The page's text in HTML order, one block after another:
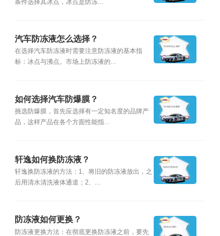
条件选择其冰点，冰点是防冻...
汽车防冻液怎么选择？
在选择汽车防冻液时需要注意防冻液的基本指
标：冰点与沸点。市场上防冻液的...
如何选择汽车防爆膜？
挑选防爆膜，首先应选择有一定知名度的品牌产
品，这样产品在各个方面性能指...
轩逸如何换防冻液？
轩逸换防冻液的方法：1、将旧的防冻液放出，之
后用清水清洗液体通道；2、...
防冻液如何更换？
防冻液更换方法：在彻底更换防冻液之前，要先